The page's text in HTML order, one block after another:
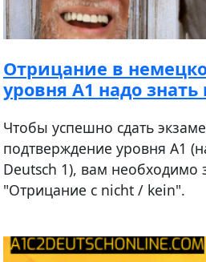
Отрицание в
уровня А1 надо
Чтобы успешно сдать
подтверждение уровня A1
Deutsch 1), вам необходимо
"Отрицание с nicht / kein".